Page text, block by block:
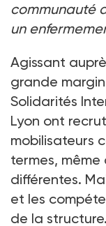
communauté
un
Agissant
grande
Solidarités
Lyon ont
mobilisateurs
termes, même
différentes.
et les
de la